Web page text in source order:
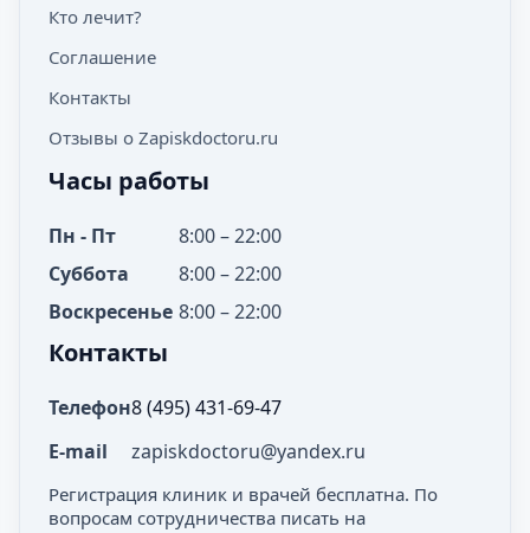
Кто лечит?
Соглашение
Контакты
Отзывы о Zapiskdoctoru.ru
Часы работы
Пн - Пт
8:00 – 22:00
Суббота
8:00 – 22:00
Воскресенье 8:00 – 22:00
Контакты
Телефон8 (495) 431-69-47
E-mail
zapiskdoctoru@yandex.ru
Регистрация клиник и врачей бесплатна. По
вопросам сотрудничества писать на